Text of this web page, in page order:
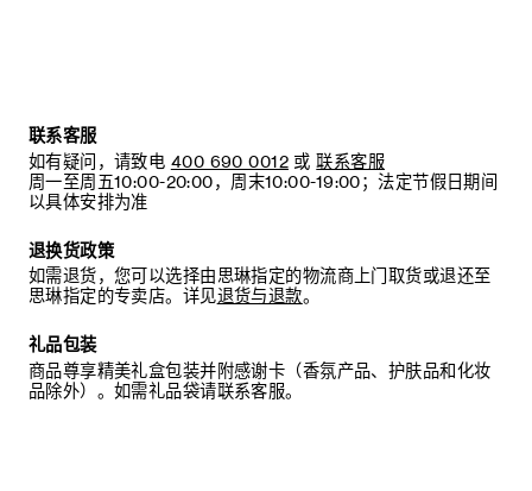
联系客服
如有疑问，请致电 400 690 0012 或 联系客服
周一至周五10:00-20:00，周末10:00-19:00；法定节假日期间
以具体安排为准
退换货政策
如需退货，您可以选择由思琳指定的物流商上门取货或退还至
思琳指定的专卖店。详见退货与退款。
礼品包装
商品尊享精美礼盒包装并附感谢卡（香氛产品、护肤品和化妆
品除外）。如需礼品袋请联系客服。